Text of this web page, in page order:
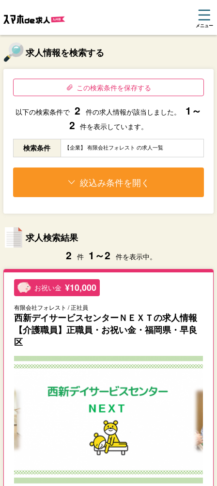
メニュー
求人情報を検索する
この検索条件を保存する
以下の検索条件で 2 件の求人情報が該当しました。
1～
2 件を表示しています。
検索条件 【企業】 有限会社フォレスト の求人一覧
絞込み条件を開く
求人検索結果
2 件 1～2 件を表示中。
お祝い金 ¥10,000
有限会社フォレスト / 正社員
西新デイサービスセンターＮＥＸＴの求人情報
【介護職員】正職員・お祝い金・福岡県・早良
区